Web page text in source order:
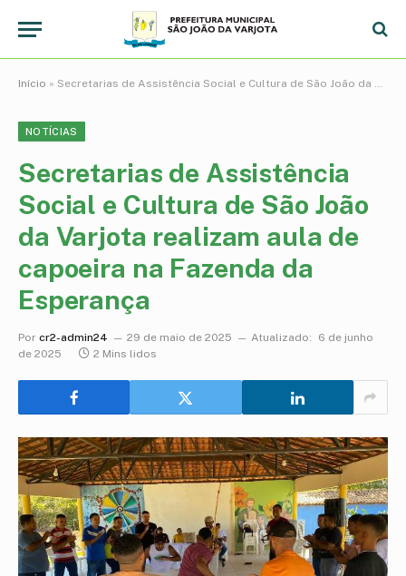
Início » Secretarias de Assistência Social e Cultura de São João da Varjota realizam aula de capoeira na Fazenda da Esperança
NOTÍCIAS
Secretarias de Assistência
Social e Cultura de São João
da Varjota realizam aula de
capoeira na Fazenda da
Esperança
Por cr2-admin24 29 de maio de 2025 Atualizado:
6 de junho
de 2025
2 Mins lidos